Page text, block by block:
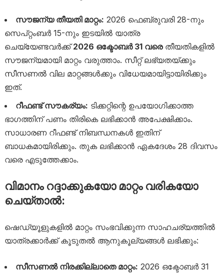
സൗജന്യ തീയതി മാറ്റം: 2026 ഫെബ്രുവരി 28-നും
സെപ്റ്റംബർ 15-നും ഇടയിൽ യാത്ര
ചെയ്യേണ്ടവർക്ക്2026 ഒക്ടോബർ 31 വരെതീയതികളിൽ
സൗജന്യമായി മാറ്റം വരുത്താം. സീറ്റ് ലഭ്യതയ്ക്കും
സീസണൽ വില മാറ്റങ്ങൾക്കും വിധേയമായിട്ടായിരിക്കും
ഇത്.
റീഫണ്ട് സൗകര്യം: ടിക്കറ്റിന്റെ ഉപയോഗിക്കാത്ത
ഭാഗത്തിന് പണം തിരികെ ലഭിക്കാൻ അപേക്ഷിക്കാം.
സാധാരണ റീഫണ്ട് നിബന്ധനകൾ ഇതിന്
ബാധകമായിരിക്കും. തുക ലഭിക്കാൻ ഏകദേശം 28 ദിവസം
വരെ എടുത്തേക്കാം.
വിമാനം റദ്ദാക്കുകയോ മാറ്റം വരികയോ
ചെയ്താൽ:
ഷെഡ്യൂളുകളിൽ മാറ്റം സംഭവിക്കുന്ന സാഹചര്യത്തിൽ
യാത്രക്കാർക്ക് കൂടുതൽ ആനുകൂല്യങ്ങൾ ലഭിക്കും:
സീസണൽ നിരക്കില്ലാതെ മാറ്റം: 2026 ഒക്ടോബർ 31